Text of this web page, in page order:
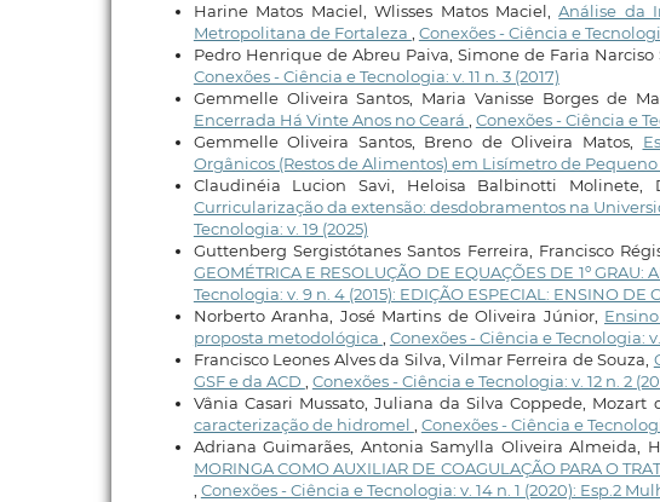
Harine Matos Maciel, Wlisses Matos Maciel,Análise da
Metropolitana de Fortaleza , Conexões - Ciência e
Pedro Henrique de Abreu Paiva, Simone de Faria Narciso
Conexões - Ciência e Tecnologia: v. 11 n. 3 (2017)
Gemmelle Oliveira Santos, Maria Vanisse Borges de
Encerrada Há Vinte Anos no Ceará , Conexões - Ciência e
Gemmelle Oliveira Santos, Breno de Oliveira Matos,
Orgânicos (Restos de Alimentos) em Lisímetro de
Claudinéia Lucion Savi, Heloisa Balbinotti
Curricularização da extensão: desdobramentos na
Tecnologia: v. 19 (2025)
Guttenberg Sergistótanes Santos Ferreira, Francisco
GEOMÉTRICA E RESOLUÇÃO DE EQUAÇÕES DE 1º GRAU:
Tecnologia: v. 9 n. 4 (2015): EDIÇÃO ESPECIAL: ENSINO DE
Norberto Aranha, José Martins de Oliveira Júnior,
proposta metodológica , Conexões - Ciência e Tecnologia: v.
Francisco Leones Alves da Silva, Vilmar Ferreira de Souza,
GSF e da ACD , Conexões - Ciência e Tecnologia: v. 12 n. 2
Vânia Casari Mussato, Juliana da Silva Coppede, Mozart
caracterização de hidromel , Conexões - Ciência e
Adriana Guimarães, Antonia Samylla Oliveira Almeida,
MORINGA COMO AUXILIAR DE COAGULAÇÃO PARA O
, Conexões - Ciência e Tecnologia: v. 14 n. 1 (2020): Esp.2